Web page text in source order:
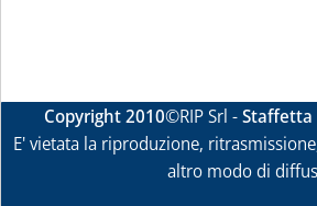
Copyright 2010©RIP Srl -Staffetta
E' vietata la riproduzione,
altro modo di